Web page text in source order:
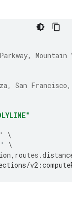
Mountain
San Francisco,
'
\
'
\
ion, routes .distan